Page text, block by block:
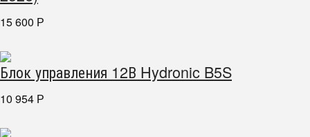
15 600 Р
Блок управления 12В Hydronic B5S
10 954 Р